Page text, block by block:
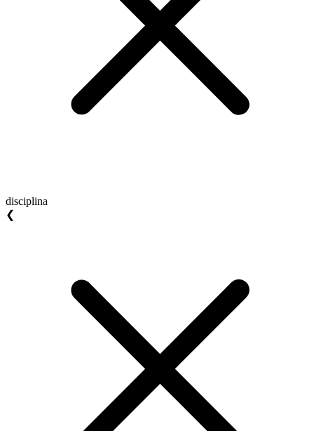
disciplina
❮